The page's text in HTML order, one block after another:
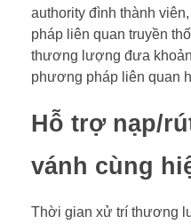
authority đình thành
pháp liên quan truyền
thương lượng đưa
phương pháp liên quan
Hỗ trợ nạp/
vánh cùng
Thời gian xử trí thương